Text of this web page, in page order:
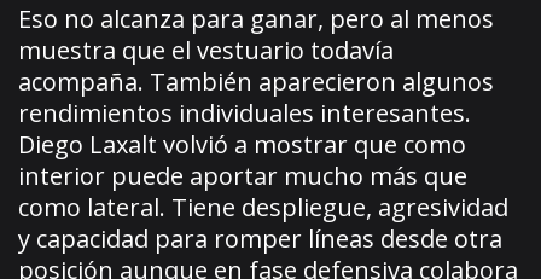
Eso no alcanza para ganar, pero al menos
muestra que el vestuario todavía
acompaña. También aparecieron algunos
rendimientos individuales interesantes.
Diego Laxalt volvió a mostrar que como
interior puede aportar mucho más que
como lateral. Tiene despliegue, agresividad
y capacidad para romper líneas desde otra
posición aunque en fase defensiva colabora